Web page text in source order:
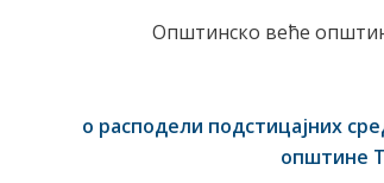
Општинско веће
о расподели подстицајних
општине